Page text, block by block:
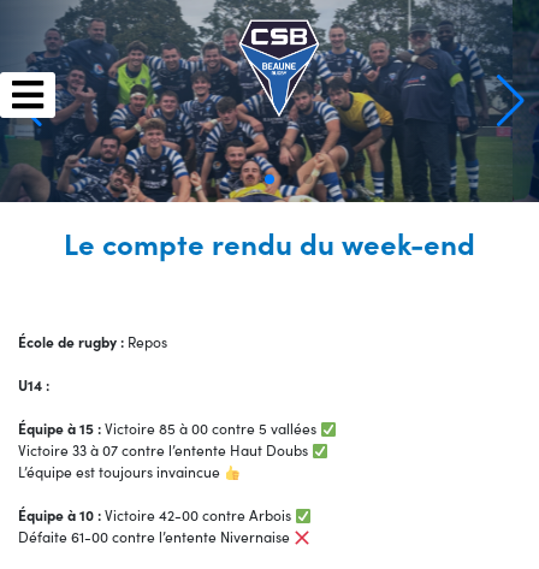
content
Le compte rendu du week-end
École de rugby : Repos
U14 :
Équipe à 15 :Victoire 85 à 00 contre 5 vallées
Victoire 33 à 07 contre l’entente Haut Doubs
L’équipe est toujours invaincue
Équipe à 10 :Victoire 42-00 contre Arbois
Défaite 61-00 contre l’entente Nivernaise